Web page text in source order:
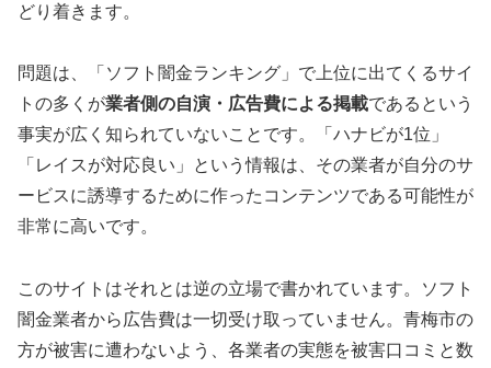
どり着きます。
問題は、「ソフト闇金ランキング」で上位に出てくるサイ
トの多くが業者側の自演・広告費による掲載であるという
事実が広く知られていないことです。「ハナビが1位」
「レイスが対応良い」という情報は、その業者が自分のサ
ービスに誘導するために作ったコンテンツである可能性が
非常に高いです。
このサイトはそれとは逆の立場で書かれています。ソフト
闇金業者から広告費は一切受け取っていません。青梅市の
方が被害に遭わないよう、各業者の実態を被害口コミと数